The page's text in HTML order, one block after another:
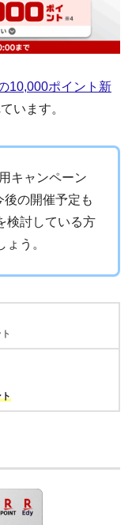
10,000ポイント新
います。
キャンペーン
後の開催予定も
検討している方
う。